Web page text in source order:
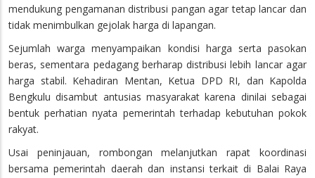
mendukung pengamanan distribusi pangan agar tetap lancar dan
tidak menimbulkan gejolak harga di lapangan.
Sejumlah warga menyampaikan kondisi harga serta pasokan
beras, sementara pedagang berharap distribusi lebih lancar agar
harga stabil. Kehadiran Mentan, Ketua DPD RI, dan Kapolda
Bengkulu disambut antusias masyarakat karena dinilai sebagai
bentuk perhatian nyata pemerintah terhadap kebutuhan pokok
rakyat.
Usai peninjauan, rombongan melanjutkan rapat koordinasi
bersama pemerintah daerah dan instansi terkait di Balai Raya